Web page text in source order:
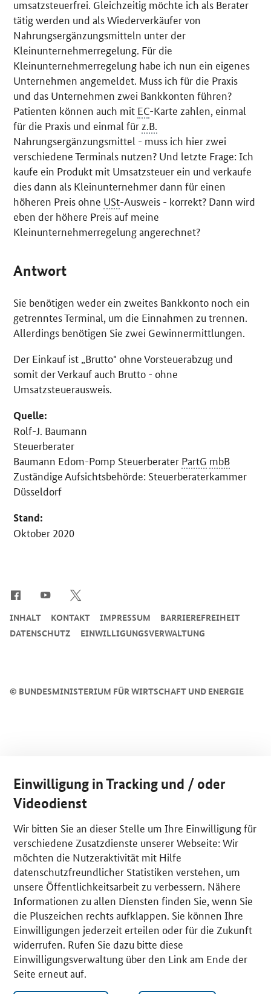
umsatzsteuerfrei. Gleichzeitig möchte ich als Berater
tätig werden und als Wiederverkäufer von
Nahrungsergänzungsmitteln unter der
Kleinunternehmerregelung. Für die
Kleinunternehmerregelung habe ich nun ein eigenes
Unternehmen angemeldet. Muss ich für die Praxis
und das Unternehmen zwei Bankkonten führen?
Patienten können auch mit EC-Karte zahlen, einmal
für die Praxis und einmal für z.B.
Nahrungsergänzungsmittel - muss ich hier zwei
verschiedene Terminals nutzen? Und letzte Frage: Ich
kaufe ein Produkt mit Umsatzsteuer ein und verkaufe
dies dann als Kleinunternehmer dann für einen
höheren Preis ohne USt-Ausweis - korrekt? Dann wird
eben der höhere Preis auf meine
Kleinunternehmerregelung angerechnet?
Antwort
Sie benötigen weder ein zweites Bankkonto noch ein
getrenntes Terminal, um die Einnahmen zu trennen.
Allerdings benötigen Sie zwei Gewinnermittlungen.
Der Einkauf ist „Brutto" ohne Vorsteuerabzug und
somit der Verkauf auch Brutto - ohne
Umsatzsteuerausweis.
Quelle:
Rolf-J. Baumann
Steuerberater
Baumann Edom-Pomp Steuerberater PartG mbB
Zuständige Aufsichtsbehörde: Steuerberaterkammer
Düsseldorf
Stand:
Oktober 2020
© BUNDESMINISTERIUM FÜR WIRTSCHAFT UND ENERGIE
INHALT KONTAKT IMPRESSUM
BARRIEREFREIHEIT
DATENSCHUTZ
EINWILLIGUNGSVERWALTUNG
Einwilligung in Tracking und / oder
Videodienst
Wir bitten Sie an dieser Stelle um Ihre Einwilligung für
verschiedene Zusatzdienste unserer Webseite: Wir
möchten die Nutzeraktivität mit Hilfe
datenschutzfreundlicher Statistiken verstehen, um
unsere Öffentlichkeitsarbeit zu verbessern. Nähere
Informationen zu allen Diensten finden Sie, wenn Sie
die Pluszeichen rechts aufklappen. Sie können Ihre
Einwilligungen jederzeit erteilen oder für die Zukunft
widerrufen. Rufen Sie dazu bitte diese
Einwilligungsverwaltung über den Link am Ende der
Seite erneut auf.